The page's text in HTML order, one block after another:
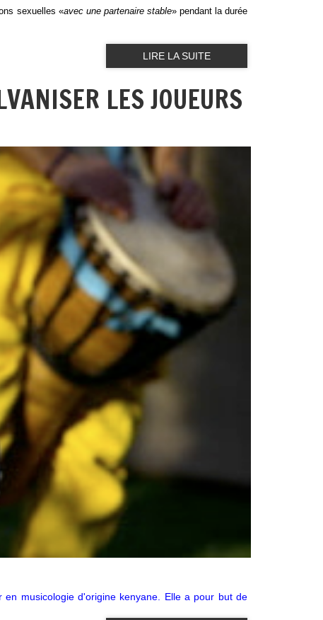
sexuelles «avec une partenaire stable» pendant la durée
LIRE LA SUITE
LES JOUEURS
musicologie d'origine kenyane. Elle a pour but de